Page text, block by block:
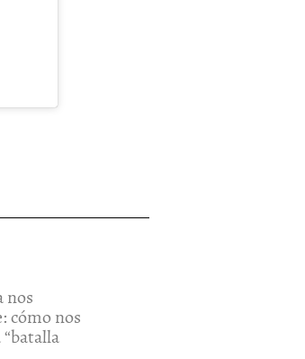
nos
cómo nos